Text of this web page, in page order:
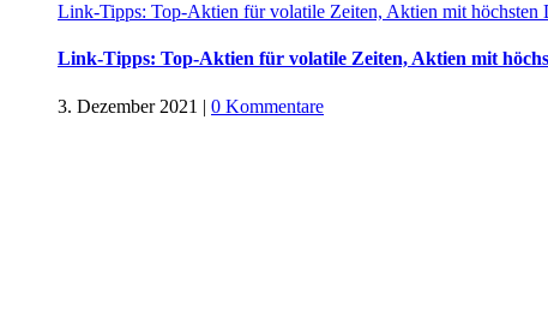
Link-Tipps: Top-Aktien für volatile Zeiten, Aktien mit höchsten
Link-Tipps: Top-Aktien für volatile Zeiten, Aktien mit
3. Dezember 2021 | 0 Kommentare